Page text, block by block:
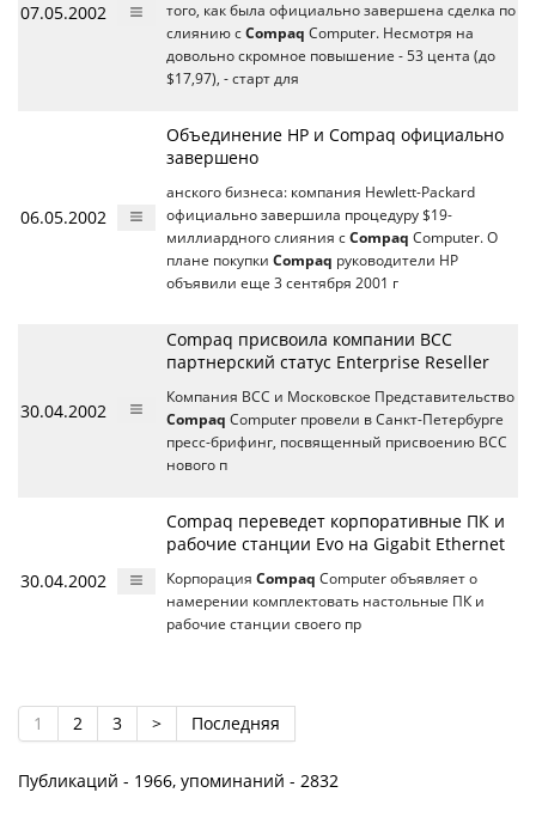
07.05.2002
того, как была официально завершена сделка по
слиянию с Compaq Computer. Несмотря на
довольно скромное повышение - 53 цента (до
$17,97), - старт для
06.05.2002
Объединение HP и Compaq официально
завершено
анского бизнеса: компания Hewlett-Packard
официально завершила процедуру $19-
миллиардного слияния с Compaq Computer. О
плане покупки Compaq руководители HP
объявили еще 3 сентября 2001 г
30.04.2002
Compaq присвоила компании ВСС
партнерский статус Enterprise Reseller
Компания ВСС и Московское Представительство
Compaq Computer провели в Санкт-Петербурге
пресс-брифинг, посвященный присвоению ВСС
нового п
30.04.2002
Compaq переведет корпоративные ПК и
рабочие станции Evo на Gigabit Ethernet
Корпорация Compaq Computer объявляет о
намерении комплектовать настольные ПК и
рабочие станции своего пр
1 2 3 > Последняя
Публикаций - 1966, упоминаний - 2832